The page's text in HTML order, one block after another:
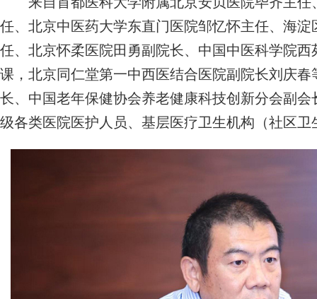
任、北京中医药大学东直门医院邹忆怀主任、海
任、北京怀柔医院田勇副院长、中国中医科学院
课，北京同仁堂第一中西医结合医院副院长刘庆
长、中国老年保健协会养老健康科技创新分会副
级各类医院医护人员、基层医疗卫生机构（社区